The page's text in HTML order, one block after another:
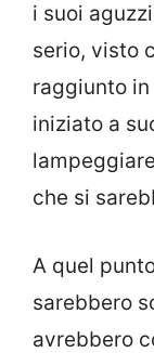
i suoi
serio, visto
raggiunto
iniziato a
che si
A quel
sarebbero
avrebbero